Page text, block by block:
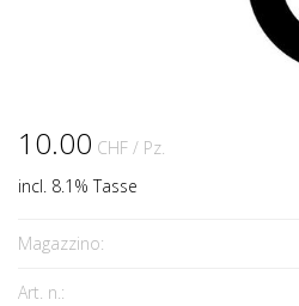
10.00 CHF / Pz.
incl. 8.1% Tasse
Magazzino:
Art. n.: